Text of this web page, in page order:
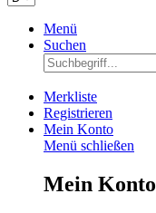
Menü
Suchen
Merkliste
Registrieren
Mein Konto
Menü schließen
Mein Konto